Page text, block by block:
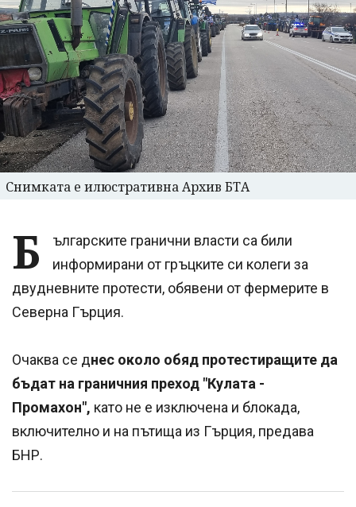
Снимката е илюстративна Архив БТА
Б
ългарските гранични власти са били
информирани от гръцките си колеги за
двудневните протести, обявени от фермерите в
Северна Гърция.
Очаква се днес около обяд протестиращите да
бъдат на граничния преход "Кулата -
Промахон", като не е изключена и блокада,
включително и на пътища из Гърция, предава
БНР.